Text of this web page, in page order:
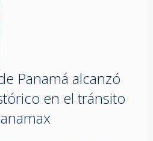
Panamá alcanzó
en el tránsito